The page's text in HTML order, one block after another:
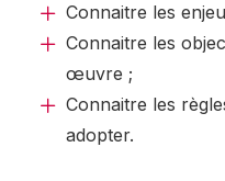
Connaitre les
Connaitre les
œuvre ;
Connaitre les
adopter.